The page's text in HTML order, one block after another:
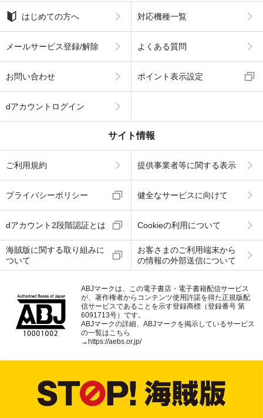
はじめての方へ 対応機種一覧
メールサービス登録/解除 よくある質問
お問い合わせ ポイント表示設定
dアカウントログイン
サイト情報
ご利用規約 提供事業者等に関する表示
プライバシーポリシー 健全なサービスに向けて
dアカウント2段階認証とは Cookieの利用について
海賊版に関する取り組みに
ついて
お客さまのご利用端末から
の情報の外部送信について
ABJマークは、この電子書店・電子書籍配信サービス
が、著作権者からコンテンツ使用許諾を得た正規版配
信サービスであることを示す登録商標（登録番号 第
6091713号）です。
ABJマークの詳細、ABJマークを掲示しているサービス
の一覧はこちら
→ https://aebs.or.jp/